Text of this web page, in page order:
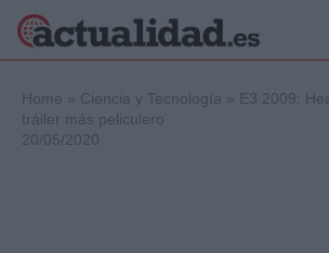
Home » Ciencia y Tecnología » E3 2009:
tráiler más peliculero
20/05/2020